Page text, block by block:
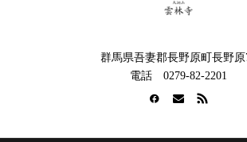
群馬県吾妻郡長野原町長野原
電話 0279-82-2201